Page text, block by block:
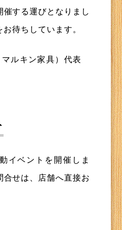
催する運びとなりまし
待ちしています。
マルキン家具）代表
イベントを開催しま
合せは、店舗へ直接お